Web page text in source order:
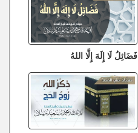
فَضَائِلُ لَا إِلَهَ إِلَّا اللهُ